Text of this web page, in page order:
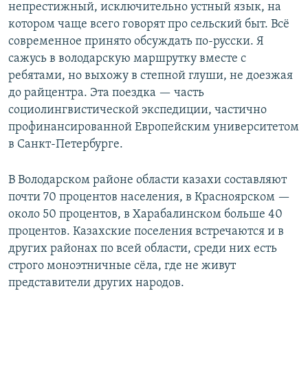
непрестижный, исключительно устный язык, на
котором чаще всего говорят про сельский быт. Всё
современное принято обсуждать по-русски. Я
сажусь в володарскую маршрутку вместе с
ребятами, но выхожу в степной глуши, не доезжая
до райцентра. Эта поездка — часть
социолингвистической экспедиции, частично
профинансированной Европейским университетом
в Санкт-Петербурге.
В Володарском районе области казахи составляют
почти 70 процентов населения, в Красноярском —
около 50 процентов, в Харабалинском больше 40
процентов. Казахские поселения встречаются и в
других районах по всей области, среди них есть
строго моноэтничные сёла, где не живут
представители других народов.